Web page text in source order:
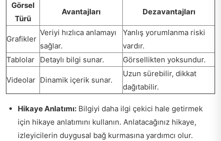
Görsel
Türü
Avantajları Dezavantajları
Grafikler
Veriyi hızlıca anlamayı
sağlar.
Yanlış yorumlanma riski
vardır.
Tablolar
Detaylı bilgi sunar. Görsellikten yoksundur.
Videolar Dinamik içerik sunar.
Uzun sürebilir, dikkat
dağıtabilir.
Hikaye Anlatımı: Bilgiyi daha ilgi çekici hale getirmek
için hikaye anlatımını kullanın. Anlatacağınız hikaye,
izleyicilerin duygusal bağ kurmasına yardımcı olur.